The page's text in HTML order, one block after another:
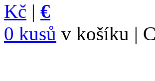
Kč | €
0 kusů v košíku |